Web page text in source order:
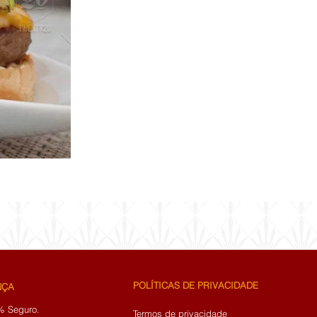
Seguro.
POLÍTICAS DE PRIVACIDADE
Termos de privacidade